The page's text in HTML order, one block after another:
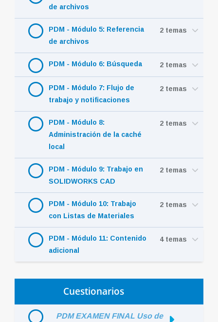
de archivos
PDM - Módulo 5: Referencia
de archivos
2 temas
PDM - Módulo 6: Búsqueda 2 temas
PDM - Módulo 7: Flujo de
trabajo y notificaciones
2 temas
PDM - Módulo 8:
Administración de la caché
local
2 temas
PDM - Módulo 9: Trabajo en
SOLIDWORKS CAD
2 temas
PDM - Módulo 10: Trabajo
con Listas de Materiales
2 temas
PDM - Módulo 11: Contenido
adicional
4 temas
Cuestionarios
PDM EXAMEN FINAL Uso de